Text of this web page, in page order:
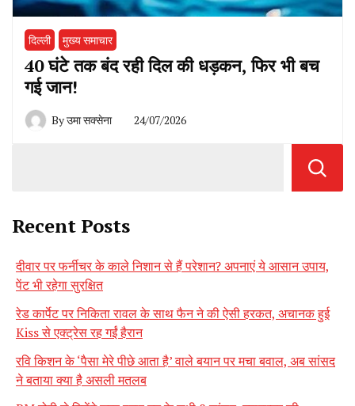
दिल्ली मुख्य समाचार
40 घंटे तक बंद रही दिल की धड़कन, फिर भी बच
गई जान!
Byउमा सक्सेना 24/07/2026
Recent Posts
दीवार पर फर्नीचर के काले निशान से हैं परेशान? अपनाएं ये आसान उपाय,
पेंट भी रहेगा सुरक्षित
रेड कार्पेट पर निकिता रावल के साथ फैन ने की ऐसी हरकत, अचानक हुई
Kiss से एक्ट्रेस रह गईं हैरान
रवि किशन के ‘पैसा मेरे पीछे आता है’ वाले बयान पर मचा बवाल, अब सांसद
ने बताया क्या है असली मतलब